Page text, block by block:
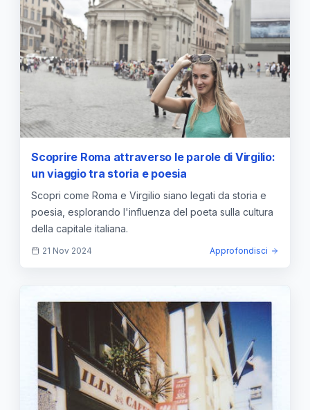
Scoprire Roma attraverso le parole di Virgilio:
un viaggio tra storia e poesia
Scopri come Roma e Virgilio siano legati da storia e
poesia, esplorando l'influenza del poeta sulla cultura
della capitale italiana.
21 Nov 2024 Approfondisci